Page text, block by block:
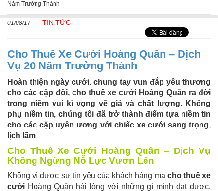
Năm Trưởng Thành
01/08/17 TIN TỨC
Cho Thuê Xe Cưới Hoàng Quân – Dịch
Vụ 20 Năm Trưởng Thành
Hoàn thiện ngày cưới, chung tay vun đắp yêu thương
cho các cặp đôi, cho thuê xe cưới Hoàng Quân ra đời
trong niềm vui kì vọng về giá và chất lượng. Không
phụ niềm tin, chúng tôi đã trở thành điểm tựa niềm tin
cho các cặp uyên ương với chiếc xe cưới sang trọng,
lịch lãm
Cho Thuê Xe Cưới Hoàng Quân – Dịch Vụ
Không Ngừng Nỗ Lực Vươn Lên
Không vì được sự tin yêu của khách hàng mà cho thuê xe
cưới Hoàng Quân hài lòng với những gì mình đạt được.